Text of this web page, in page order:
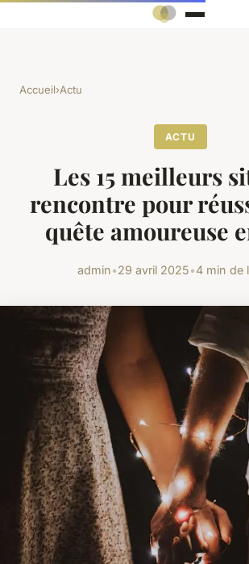
Accueil›Actu
ACTU
Les 15 meilleurs
rencontre pour
quête amoureuse
admin•29 avril 2025•4 min de